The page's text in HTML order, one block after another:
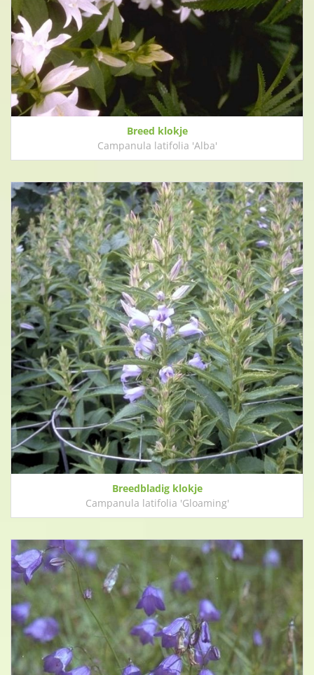
Breed klokje
Campanula latifolia 'Alba'
Breedbladig klokje
Campanula latifolia 'Gloaming'